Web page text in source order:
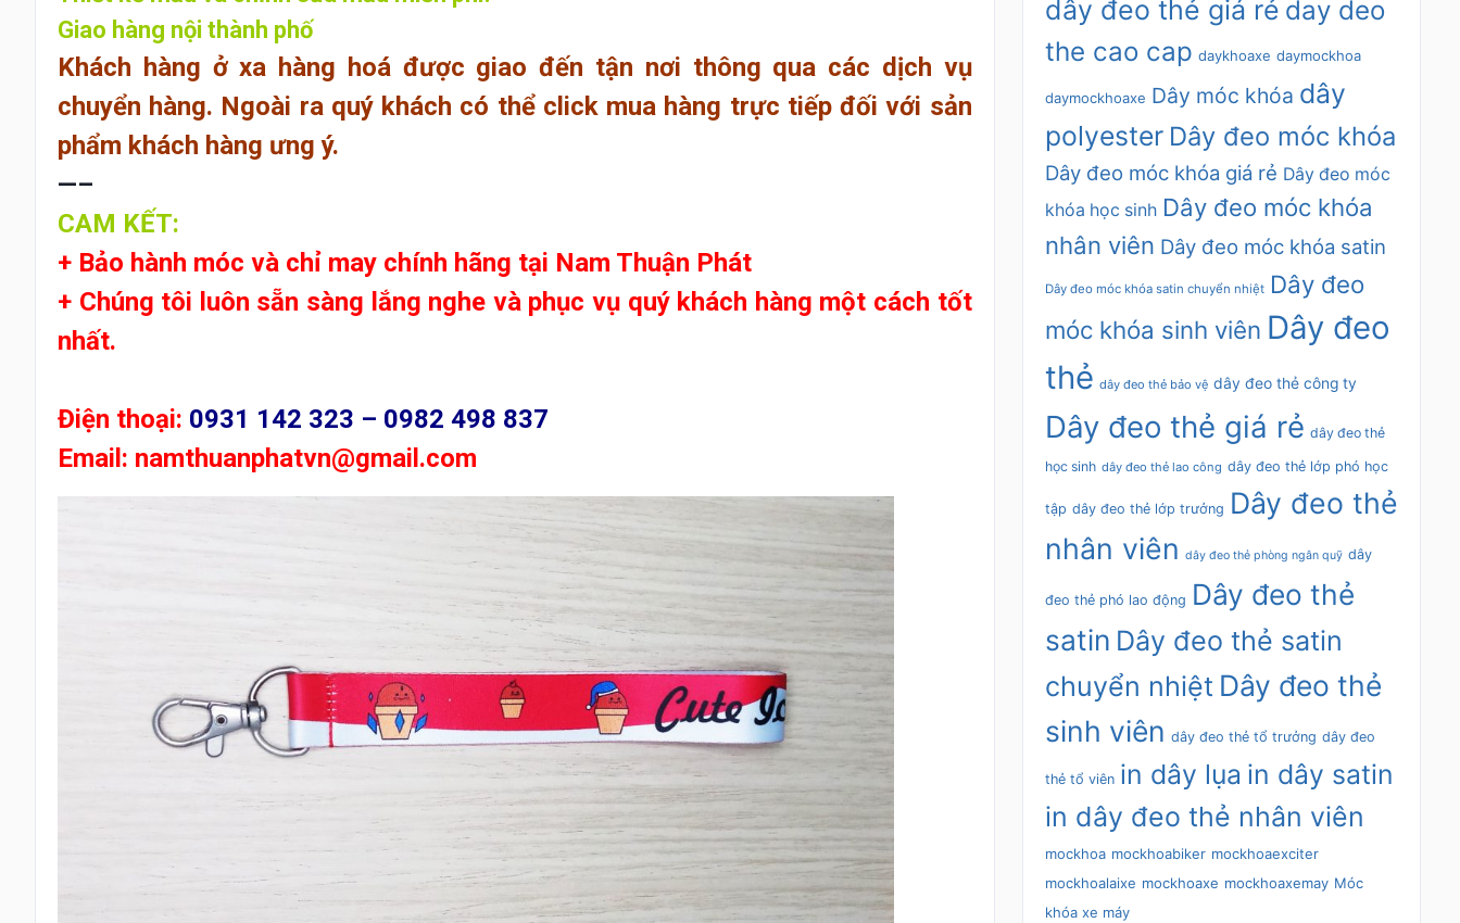
Giao hàng nội thành phố
Khách hàng ở xa hàng hoá được giao đến tận nơi thông qua các dịch vụ
chuyển hàng. Ngoài ra quý khách có thể click mua hàng trực tiếp đối với sản
phẩm khách hàng ưng ý.
—–
CAM KẾT:
+ Bảo hành móc và chỉ may chính hãng tại Nam Thuận Phát
+ Chúng tôi luôn sẵn sàng lắng nghe và phục vụ quý khách hàng một cách tốt
nhất.
Điện thoại: 0931 142 323 – 0982 498 837
Email: namthuanphatvn@gmail.com
dây đeo thẻ giá rẻ day deo
the cao cap daykhoaxe daymockhoa
daymockhoaxe Dây móc khóa dây
polyester Dây đeo móc khóa
Dây đeo móc khóa giá rẻ Dây đeo móc
khóa học sinh Dây đeo móc khóa
nhân viên Dây đeo móc khóa satin
Dây đeo móc khóa satin chuyển nhiệt Dây đeo
móc khóa sinh viên Dây đeo
thẻ dây đeo thẻ bảo vệ dây đeo thẻ công ty
Dây đeo thẻ giá rẻ dây đeo thẻ
học sinh dây đeo thẻ lao công dây đeo thẻ lớp phó học
tập dây đeo thẻ lớp trưởng Dây đeo thẻ
nhân viên dây đeo thẻ phòng ngân quỹ dây
đeo thẻ phó lao động Dây đeo thẻ
satin Dây đeo thẻ satin
chuyển nhiệt Dây đeo thẻ
sinh viên dây đeo thẻ tổ trưởng dây đeo
thẻ tổ viên in dây lụa in dây satin
in dây đeo thẻ nhân viên
mockhoa mockhoabiker mockhoaexciter
mockhoalaixe mockhoaxe mockhoaxemay Móc
khóa xe máy